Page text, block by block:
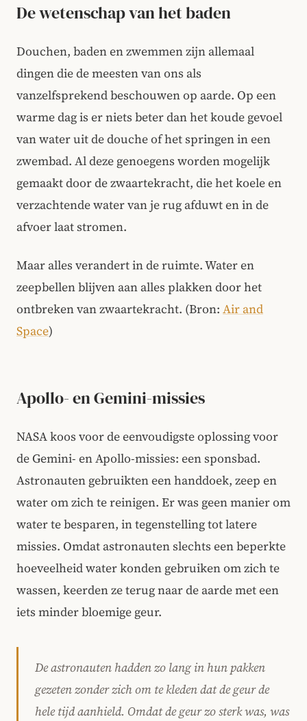
De wetenschap van het baden
Douchen, baden en zwemmen zijn allemaal
dingen die de meesten van ons als
vanzelfsprekend beschouwen op aarde. Op een
warme dag is er niets beter dan het koude gevoel
van water uit de douche of het springen in een
zwembad. Al deze genoegens worden mogelijk
gemaakt door de zwaartekracht, die het koele en
verzachtende water van je rug afduwt en in de
afvoer laat stromen.
Maar alles verandert in de ruimte. Water en
zeepbellen blijven aan alles plakken door het
ontbreken van zwaartekracht. (Bron: Air and
Space)
Apollo- en Gemini-missies
NASA koos voor de eenvoudigste oplossing voor
de Gemini- en Apollo-missies: een sponsbad.
Astronauten gebruikten een handdoek, zeep en
water om zich te reinigen. Er was geen manier om
water te besparen, in tegenstelling tot latere
missies. Omdat astronauten slechts een beperkte
hoeveelheid water konden gebruiken om zich te
wassen, keerden ze terug naar de aarde met een
iets minder bloemige geur.
De astronauten hadden zo lang in hun pakken
gezeten zonder zich om te kleden dat de geur de
hele tijd aanhield. Omdat de geur zo sterk was, was